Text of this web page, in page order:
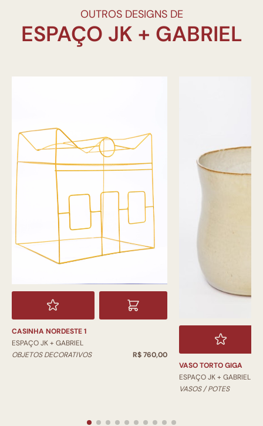
OUTROS DESIGNS DE
CASINHA NORDESTE 1
ESPAÇO JK + GABRIEL
OBJETOS DECORATIVOS
R$ 760,00
VASO TORTO GIGA
ESPAÇO JK + GABRIEL
VASOS / POTES